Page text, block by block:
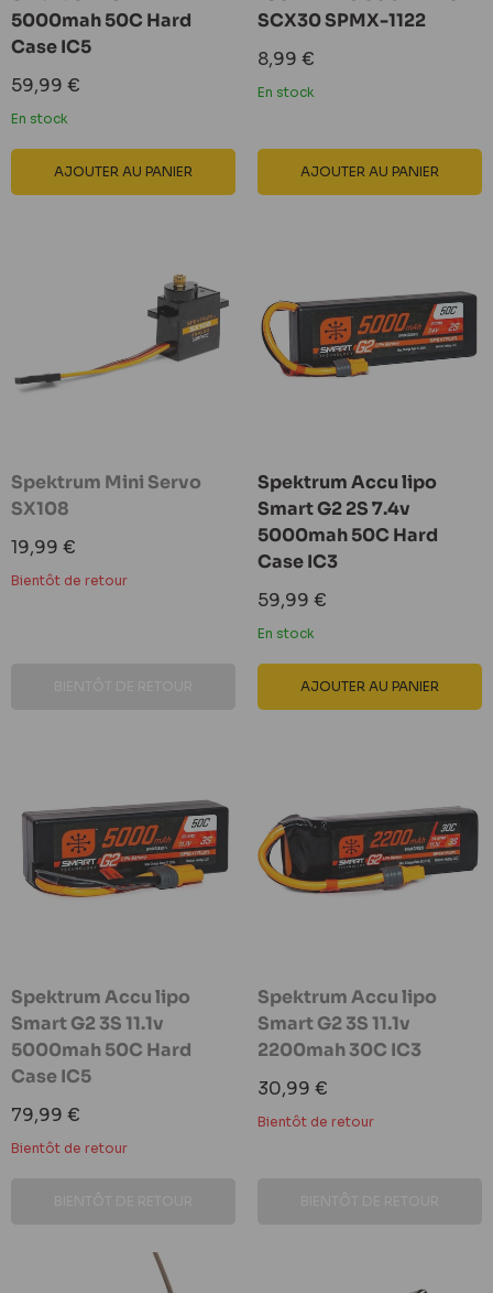
5000mah 50C Hard
Case IC5
Prix
réduit
59,99 €
En stock
AJOUTER AU PANIER
SCX30 SPMX-1122
Prix
réduit
8,99 €
En stock
AJOUTER AU PANIER
Spektrum Mini Servo
SX108
Prix
réduit
19,99 €
Bientôt de retour
Spektrum Accu lipo
Smart G2 2S 7.4v
5000mah 50C Hard
Case IC3
Prix
réduit
59,99 €
En stock
AJOUTER AU PANIER
Spektrum Accu lipo
Smart G2 3S 11.1v
5000mah 50C Hard
Case IC5
Prix
réduit
79,99 €
Bientôt de retour
Spektrum Accu lipo
Smart G2 3S 11.1v
2200mah 30C IC3
Prix
réduit
30,99 €
Bientôt de retour